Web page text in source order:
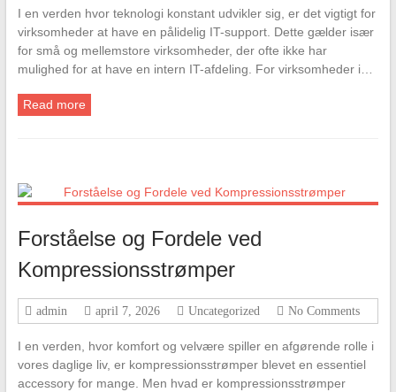
I en verden hvor teknologi konstant udvikler sig, er det vigtigt for
virksomheder at have en pålidelig IT-support. Dette gælder især
for små og mellemstore virksomheder, der ofte ikke har
mulighed for at have en intern IT-afdeling. For virksomheder i…
Read more
Forståelse og Fordele ved
Kompressionsstrømper
admin april 7, 2026 Uncategorized No Comments
I en verden, hvor komfort og velvære spiller en afgørende rolle i
vores daglige liv, er kompressionsstrømper blevet en essentiel
accessory for mange. Men hvad er kompressionsstrømper